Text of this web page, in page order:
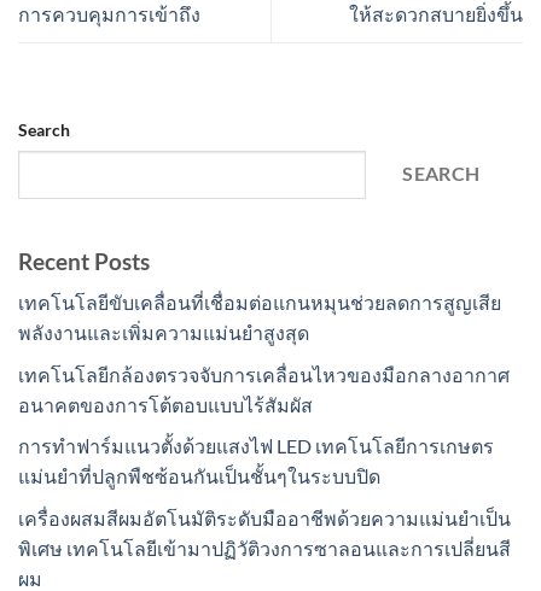
การควบคุมการเข้าถึง
ให้สะดวกสบายยิ่งขึ้น
Search
SEARCH
Recent Posts
เทคโนโลยีขับเคลื่อนที่เชื่อมต่อแกนหมุนช่วยลดการสูญเสีย
พลังงานและเพิ่มความแม่นยำสูงสุด
เทคโนโลยีกล้องตรวจจับการเคลื่อนไหวของมือกลางอากาศ
อนาคตของการโต้ตอบแบบไร้สัมผัส
การทำฟาร์มแนวตั้งด้วยแสงไฟ LED เทคโนโลยีการเกษตร
แม่นยำที่ปลูกพืชซ้อนกันเป็นชั้นๆในระบบปิด
เครื่องผสมสีผมอัตโนมัติระดับมืออาชีพด้วยความแม่นยำเป็น
พิเศษ เทคโนโลยีเข้ามาปฏิวัติวงการซาลอนและการเปลี่ยนสี
ผม